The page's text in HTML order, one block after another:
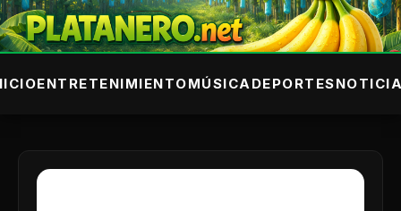
ENTRETENIMIENTOMÚSICADEPORTES